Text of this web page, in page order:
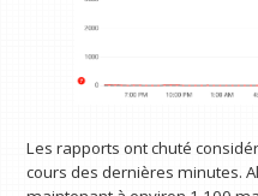
Les rapports ont chuté
cours des dernières minutes.